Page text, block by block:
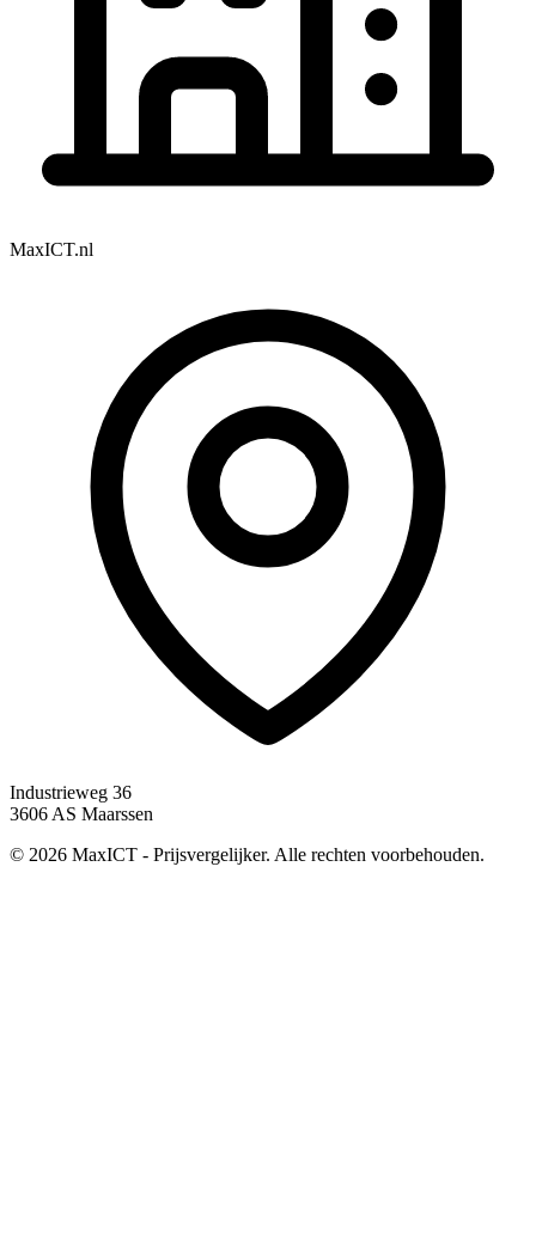
MaxICT.nl
Industrieweg 36
3606 AS Maarssen
© 2026 MaxICT - Prijsvergelijker. Alle rechten voorbehouden.